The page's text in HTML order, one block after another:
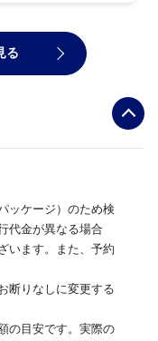
る
ッケージ）のため検
代金が異なる場合
います。また、予約
断りなしに変更する
の目安です。実際の